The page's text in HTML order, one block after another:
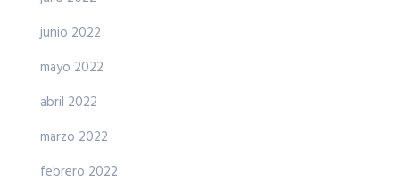
junio 2022
mayo 2022
abril 2022
marzo 2022
febrero 2022